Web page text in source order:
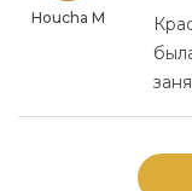
Houcha M